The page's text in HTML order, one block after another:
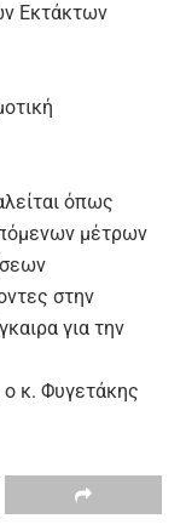
Εκτάκτων
όπως
μέτρων
στην
για την
κ. Φυγετάκης